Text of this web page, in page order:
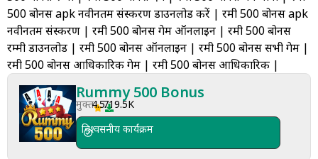
Rummy 500 Bonus
मुक्त4.5719.5K
विश्वसनीय कार्यक्रम
500 बोनस apk नवीनतम संस्करण डाउनलोड करें | रमी 500 बोनस apk
नवीनतम संस्करण | रमी 500 बोनस गेम ऑनलाइन | रमी 500 बोनस
रम्मी डाउनलोड | रमी 500 बोनस ऑनलाइन | रमी 500 बोनस सभी गेम |
रमी 500 बोनस आधिकारिक गेम | रमी 500 बोनस आधिकारिक |